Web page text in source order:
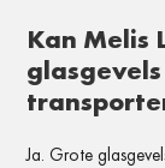
Kan Melis
Ja. Grote